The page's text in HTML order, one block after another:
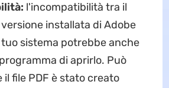
l'incompatibilità tra il
versione installata di Adobe
sistema potrebbe anche
di aprirlo. Può
il file PDF è stato creato